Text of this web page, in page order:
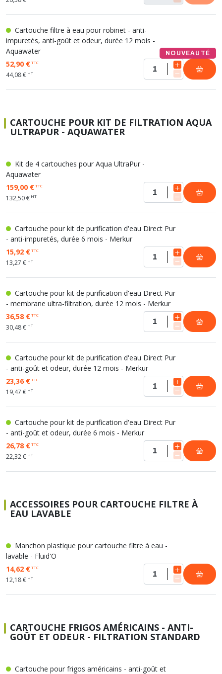
Cartouche filtre à eau pour robinet - anti-
impuretés, anti-goût et odeur, durée 12 mois -
Aquawater
NOUVEAUTÉ
52,90 €TTC
44,08 € HT
CARTOUCHE POUR KIT DE FILTRATION AQUA
ULTRAPUR - AQUAWATER
Kit de 4 cartouches pour Aqua UltraPur -
Aquawater
159,00 €TTC
132,50 € HT
Cartouche pour kit de purification d'eau Direct Pur
- anti-impuretés, durée 6 mois - Merkur
15,92 €TTC
13,27 € HT
Cartouche pour kit de purification d'eau Direct Pur
- membrane ultra-filtration, durée 12 mois - Merkur
36,58 €TTC
30,48 € HT
Cartouche pour kit de purification d'eau Direct Pur
- anti-goût et odeur, durée 12 mois - Merkur
23,36 €TTC
19,47 € HT
Cartouche pour kit de purification d'eau Direct Pur
- anti-goût et odeur, durée 6 mois - Merkur
26,78 €TTC
22,32 € HT
ACCESSOIRES POUR CARTOUCHE FILTRE À
EAU LAVABLE
Manchon plastique pour cartouche filtre à eau -
lavable - Fluid'O
14,62 €TTC
12,18 € HT
CARTOUCHE FRIGOS AMÉRICAINS - ANTI-
GOÛT ET ODEUR - FILTRATION STANDARD
Cartouche pour frigos américains - anti-goût et